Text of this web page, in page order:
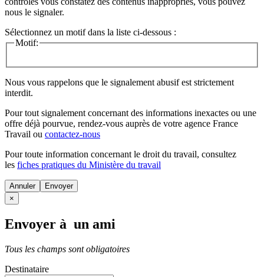
nous le signaler.
Sélectionnez un motif dans la liste ci-dessous :
Motif:
Nous vous rappelons que le signalement abusif est strictement
interdit.
Pour tout signalement concernant des informations inexactes ou une
offre déjà pourvue, rendez-vous auprès de votre agence France
Travail ou contactez-nous
Pour toute information concernant le droit du travail, consultez
les fiches pratiques du Ministère du travail
Annuler
×
Envoyer à un ami
Tous les champs sont obligatoires
Destinataire